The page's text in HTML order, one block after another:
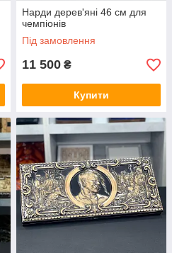
Нарди дерев'яні 46 см для
чемпіонів
Під замовлення
11 500 ₴
Купити